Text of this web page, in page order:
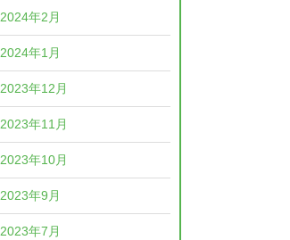
2024年2月
2024年1月
2023年12月
2023年11月
2023年10月
2023年9月
2023年7月